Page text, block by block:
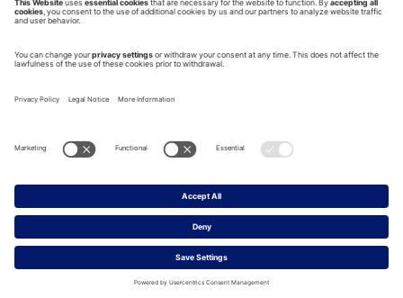
Zugang abgelaufen? Bitte wenden Sie sich an Ihre
Kundenbetreuung. Diese hilft Ihnen gerne weiter. |
DATENSCHUTZ PRIVATSPHÄRE-EINSTELLUNGEN